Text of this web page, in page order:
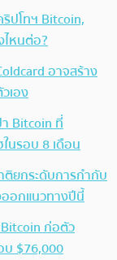
ปโทฯ Bitcoin,
ไหนต่อ?
อาจสร้าง
เอง
า Bitcoin ที่
นรอบ 8 เดือน
ยกระดับการกำกับ
ออกแนวทางปีนี้
ก่อตัว
$76,000